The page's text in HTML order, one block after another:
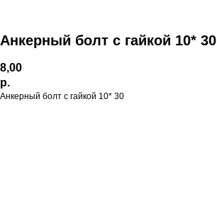
Анкерный болт с гайкой 10* 30
8,00
р.
Анкерный болт с гайкой 10* 30